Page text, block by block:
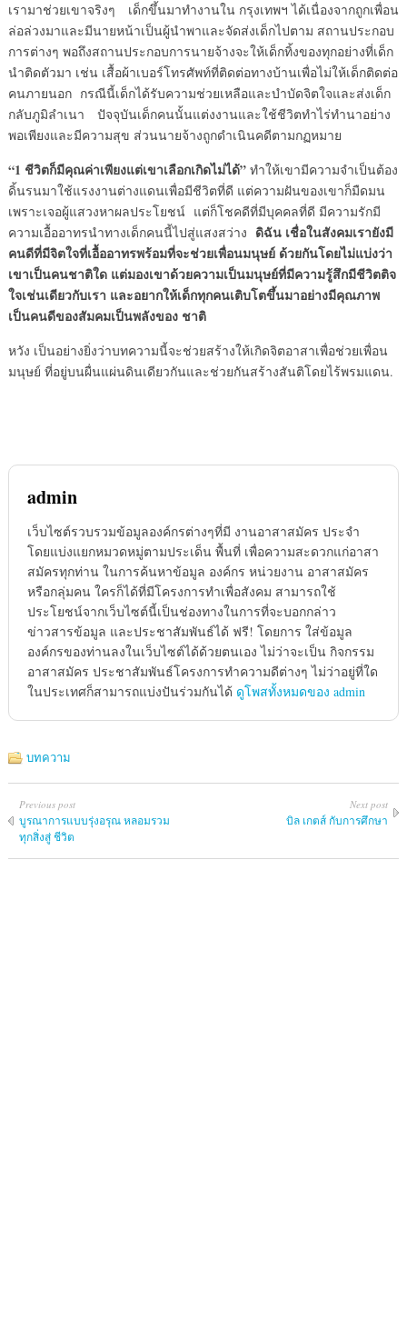
เรามาช่วยเขาจริงๆ เด็กขึ้นมาทำงานใน กรุงเทพฯ ได้เนื่องจากถูกเพื่อน
ล่อล่วงมาและมีนายหน้าเป็นผู้นำพาและจัดส่งเด็กไปตาม สถานประกอบ
การต่างๆ พอถึงสถานประกอบการนายจ้างจะให้เด็กทิ้งของทุกอย่างที่เด็ก
นำติดตัวมา เช่น เสื้อผ้าเบอร์โทรศัพท์ที่ติดต่อทางบ้านเพื่อไม่ให้เด็กติดต่อ
คนภายนอก กรณีนี้เด็กได้รับความช่วยเหลือและบำบัดจิตใจและส่งเด็ก
กลับภูมิลำเนา ปัจจุบันเด็กคนนั้นแต่งงานและใช้ชีวิตทำไร่ทำนาอย่าง
พอเพียงและมีความสุข ส่วนนายจ้างถูกดำเนินคดีตามกฏหมาย
“1 ชีวิตก็มีคุณค่าเพียงแต่เขาเลือกเกิดไม่ได้”ทำให้เขามีความจำเป็นต้อง
ดิ้นรนมาใช้แรงงานต่างแดนเพื่อมีชีวิตที่ดี แต่ความฝันของเขาก็มืดมน
เพราะเจอผู้แสวงหาผลประโยชน์ แต่ก็โชคดีที่มีบุคคลที่ดี มีความรักมี
ความเอื้ออาทรนำทางเด็กคนนี้ไปสู่แสงสว่าง ดิฉัน เชื่อในสังคมเรายังมี
คนดีที่มีจิตใจที่เอื้ออาทรพร้อมที่จะช่วยเพื่อนมนุษย์ ด้วยกันโดยไม่แบ่งว่า
เขาเป็นคนชาติใด แต่มองเขาด้วยความเป็นมนุษย์ที่มีความรู้สึกมีชีวิตติจ
ใจเช่นเดียวกับเรา และอยากให้เด็กทุกคนเติบโตขึ้นมาอย่างมีคุณภาพ
เป็นคนดีของสัมคมเป็นพลังของ ชาติ
หวัง เป็นอย่างยิ่งว่าบทความนี้จะช่วยสร้างให้เกิดจิตอาสาเพื่อช่วยเพื่อน
มนุษย์ ที่อยู่บนผื่นแผ่นดินเดียวกันและช่วยกันสร้างสันติโดยไร้พรมแดน.
admin
เว็บไซต์รวบรวมข้อมูลองค์กรต่างๆที่มี งานอาสาสมัคร ประจำ
โดยแบ่งแยกหมวดหมู่ตามประเด็น พื้นที่ เพื่อความสะดวกแก่อาสา
สมัครทุกท่าน ในการค้นหาข้อมูล องค์กร หน่วยงาน อาสาสมัคร
หรือกลุ่มคน ใครก็ได้ที่มีโครงการทำเพื่อสังคม สามารถใช้
ประโยชน์จากเว็บไซต์นี้เป็นช่องทางในการที่จะบอกกล่าว
ข่าวสารข้อมูล และประชาสัมพันธ์ได้ ฟรี! โดยการ ใส่ข้อมูล
องค์กรของท่านลงในเว็บไซต์ได้ด้วยตนเอง ไม่ว่าจะเป็น กิจกรรม
อาสาสมัคร ประชาสัมพันธ์โครงการทำความดีต่างๆ ไม่ว่าอยู่ที่ใด
ในประเทศก็สามารถแบ่งปันร่วมกันได้ ดูโพสทั้งหมดของ admin
บทความ
Previous post
บูรณาการแบบรุ่งอรุณ หลอมรวม
ทุกสิ่งสู่ ชีวิต
Next post
บิล เกตส์ กับการศึกษา